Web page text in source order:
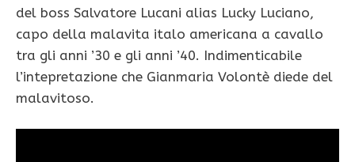
del boss Salvatore Lucani alias Lucky Luciano,
capo della malavita italo americana a cavallo
tra gli anni ’30 e gli anni ’40. Indimenticabile
l’intepretazione che Gianmaria Volontè diede del
malavitoso.